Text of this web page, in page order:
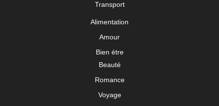
Transport
Alimentation
Amour
Bien étre
Beauté
Romance
Voyage